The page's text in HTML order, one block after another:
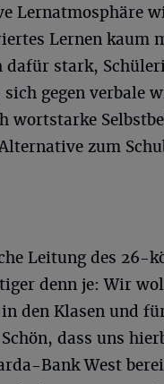
Lernatmosphäre
Lernen kaum
dafür stark,
gegen verbale
wortstarke
zum
Leitung des 26-
denn je: Wir
den Klasen und
dass uns
Bank West